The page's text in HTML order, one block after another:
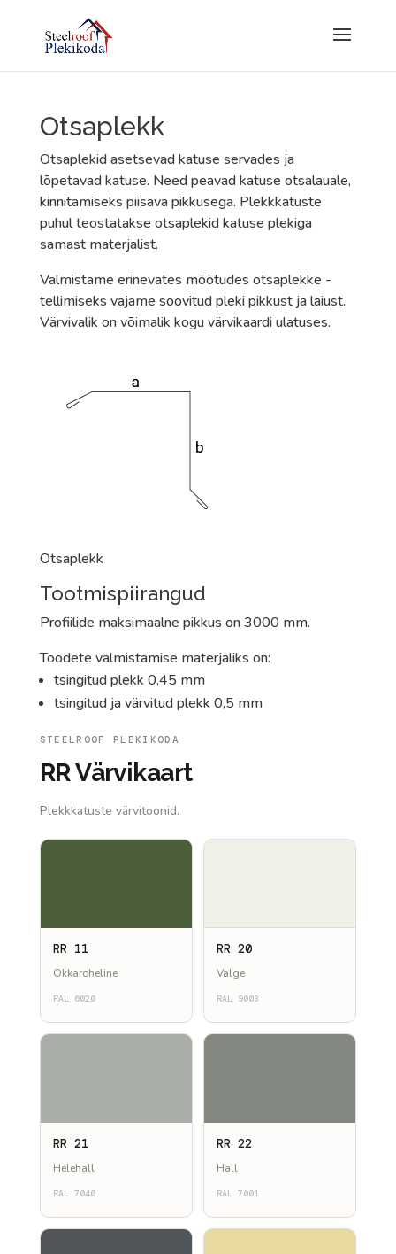
Otsaplekk
Otsaplekid asetsevad katuse servades ja
lõpetavad katuse. Need peavad katuse otsalauale,
kinnitamiseks piisava pikkusega. Plekkkatuste
puhul teostatakse otsaplekid katuse plekiga
samast materjalist.
Valmistame erinevates mõõtudes otsaplekke -
tellimiseks vajame soovitud pleki pikkust ja laiust.
Värvivalik on võimalik kogu värvikaardi ulatuses.
Otsaplekk
Tootmispiirangud
Profiilide maksimaalne pikkus on 3000 mm.
Toodete valmistamise materjaliks on:
tsingitud plekk 0,45 mm
tsingitud ja värvitud plekk 0,5 mm
STEELROOF PLEKIKODA
RR Värvikaart
Plekkkatuste värvitoonid.
RR 11
Okkaroheline
RAL 6020
RR 20
Valge
RAL 9003
RR 21
Helehall
RAL 7040
RR 22
Hall
RAL 7001